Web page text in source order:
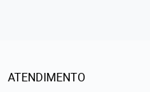
ATENDIMENTO